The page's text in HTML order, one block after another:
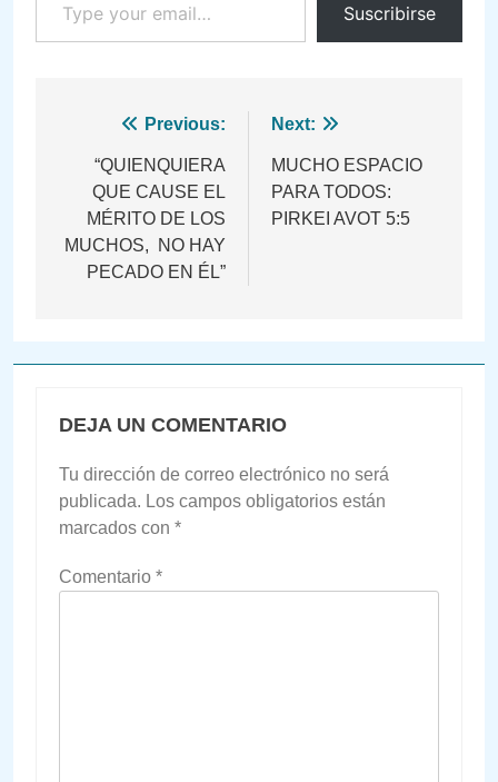
Suscribirse
Navegación
entradas
Previous:
“QUIENQUIERA
QUE CAUSE EL
MÉRITO DE LOS
MUCHOS, NO HAY
PECADO EN ÉL”
Next:
MUCHO ESPACIO
PARA TODOS:
PIRKEI AVOT 5:5
DEJA UN COMENTARIO
Tu dirección de correo electrónico no será
publicada. Los campos obligatorios están
marcados con *
Comentario *